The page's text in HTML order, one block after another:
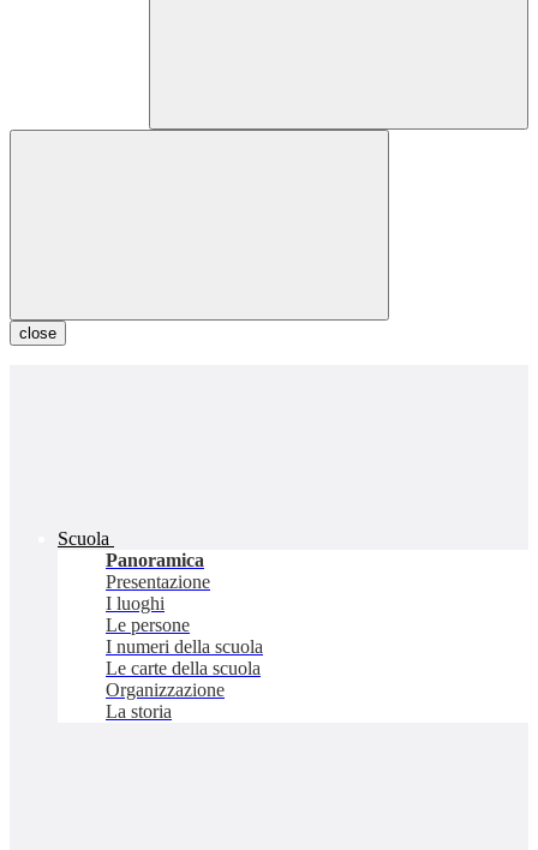
close
Scuola
Panoramica
Presentazione
I luoghi
Le persone
I numeri della scuola
Le carte della scuola
Organizzazione
La storia